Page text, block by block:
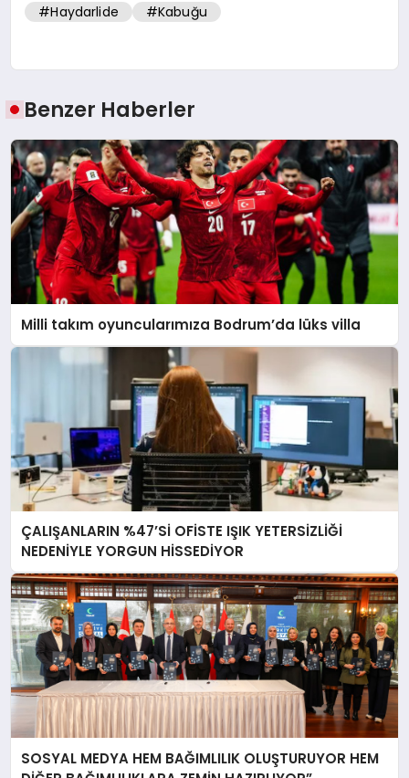
#Haydarlide
#Kabuğu
Benzer Haberler
Milli takım oyuncularımıza Bodrum’da lüks villa
ÇALIŞANLARIN %47’Sİ OFİSTE IŞIK YETERSİZLİĞİ
NEDENİYLE YORGUN HİSSEDİYOR
SOSYAL MEDYA HEM BAĞIMLILIK OLUŞTURUYOR HEM